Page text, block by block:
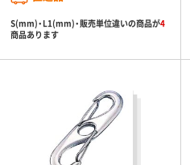
S(mm)・L1(mm)・販売単位違いの商品が4
商品あります